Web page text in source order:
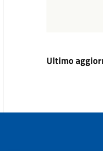
Ultimo